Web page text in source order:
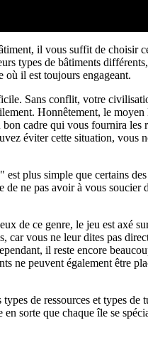
il vous suffit de choisir
types de bâtiments
il est toujours engageant.
Sans conflit, votre
Honnêtement, le
cadre qui vous fournira les
éviter cette situation, vous
plus simple que certains
ne pas avoir à vous
ce genre, le jeu est axé
car vous ne leur dites pas
il reste encore
ne peuvent également être
de ressources et types
sorte que chaque île se